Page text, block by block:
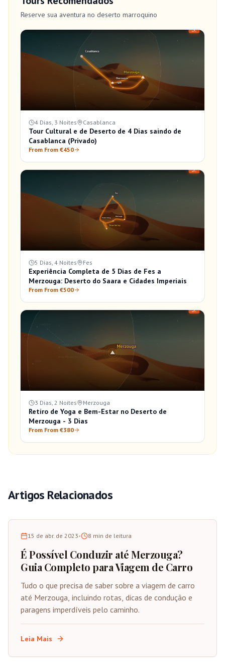
Reserve sua aventura no deserto marroquino
4 Dias, 3 Noites Casablanca
Tour Cultural e de Deserto de 4 Dias saindo de
Casablanca (Privado)
From From €450
5 Dias, 4 Noites Fes
Experiência Completa de 5 Dias de Fes a
Merzouga: Deserto do Saara e Cidades Imperiais
From From €500
3 Dias, 2 Noites Merzouga
Retiro de Yoga e Bem-Estar no Deserto de
Merzouga - 3 Dias
From From €380
Artigos Relacionados
15 de abr. de 2023• 8 min de leitura
É Possível Conduzir até Merzouga?
Guia Completo para Viagem de Carro
Tudo o que precisa de saber sobre a viagem de carro
até Merzouga, incluindo rotas, dicas de condução e
paragens imperdíveis pelo caminho.
Leia Mais